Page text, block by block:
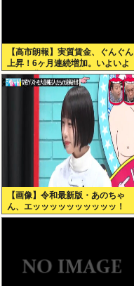
【高市朗報】実質賃金、ぐんぐん
上昇！6ヶ月連続増加。いよいよ
国民も豊かさを実感か？インフレ
加速しなければ
【画像】令和最新版・あのちゃ
ん、エッッッッッッッッッッ！